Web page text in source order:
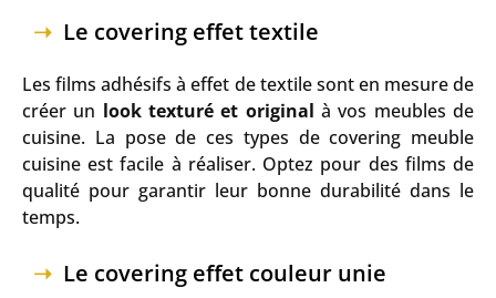
Le covering effet textile
Les films adhésifs à effet de textile sont en mesure de
créer un look texturé et original à vos meubles de
cuisine. La pose de ces types de covering meuble
cuisine est facile à réaliser. Optez pour des films de
qualité pour garantir leur bonne durabilité dans le
temps.
Le covering effet couleur unie